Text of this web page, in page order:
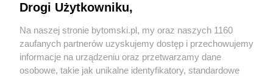
Ujawniono truchła zwierząt oraz zaniedbane koty i
Wydawca mediów lokalnych
Drogi Użytkowniku,
Na naszej stronie bytomski.pl, my oraz naszych 1160
zaufanych partnerów uzyskujemy dostęp i przechowujemy
informacje na urządzeniu oraz przetwarzamy dane
osobowe, takie jak unikalne identyfikatory, standardowe